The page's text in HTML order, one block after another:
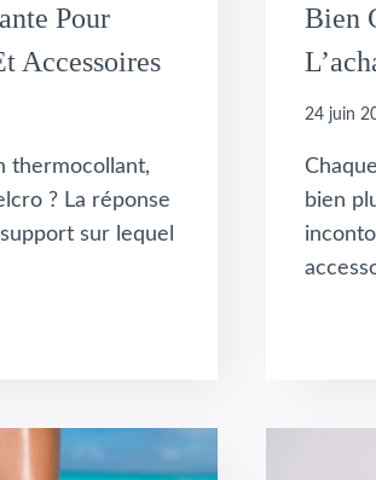
Pour
Accessoires
thermocollant,
? La réponse
sur lequel
Bien
24 juin
bien